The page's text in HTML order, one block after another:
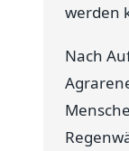
werden
Nach